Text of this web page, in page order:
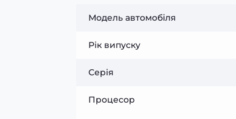
Модель автомобіля
Рік випуску
Серія
Процесор